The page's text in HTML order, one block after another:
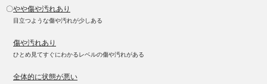
〇やや傷や汚れあり
目立つような傷や汚れが少しある
傷や汚れあり
ひとめ見てすぐにわかるレベルの傷や汚れがある
全体的に状態が悪い